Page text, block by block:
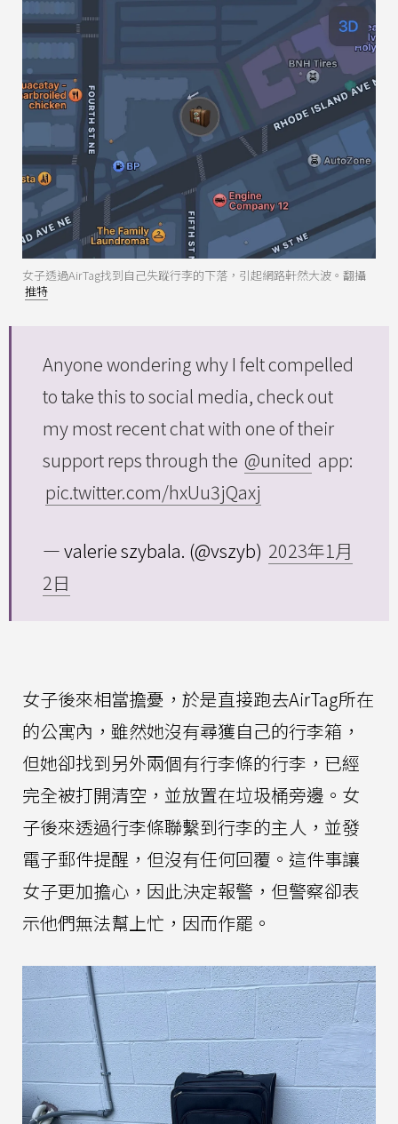
女子透過AirTag找到自己失蹤行李的下落，引起網路軒然大波。翻攝
推特
Anyone wondering why I felt compelled
to take this to social media, check out
my most recent chat with one of their
support reps through the @united app:
pic.twitter.com/hxUu3jQaxj
— valerie szybala. (@vszyb) 2023年1月
2日
女子後來相當擔憂，於是直接跑去AirTag所在
的公寓內，雖然她沒有尋獲自己的行李箱，
但她卻找到另外兩個有行李條的行李，已經
完全被打開清空，並放置在垃圾桶旁邊。女
子後來透過行李條聯繫到行李的主人，並發
電子郵件提醒，但沒有任何回覆。這件事讓
女子更加擔心，因此決定報警，但警察卻表
示他們無法幫上忙，因而作罷。